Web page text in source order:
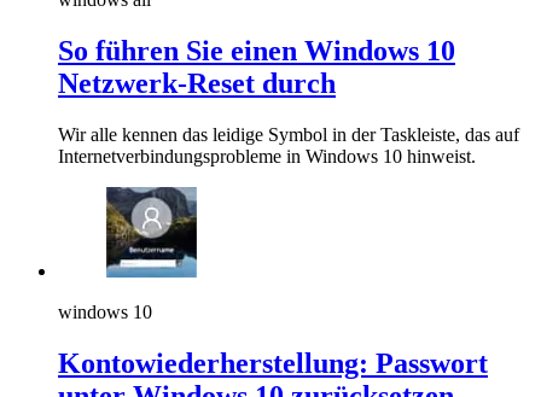
So führen Sie einen Windows 10
Netzwerk-Reset durch
Wir alle kennen das leidige Symbol in der Taskleiste, das auf
Internetverbindungsprobleme in Windows 10 hinweist.
windows 10
Kontowiederherstellung: Passwort